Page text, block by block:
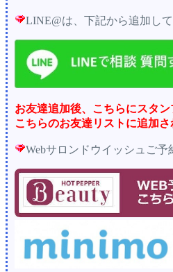
LINE@は、下記から追加し
お友達追加後、こちらにスタン
こちらのお友達リストに追加さ
Webサロンドウイッシュご予